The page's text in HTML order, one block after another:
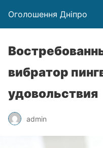
Оголошення Дніпро
вибратор
удовольствия
admin